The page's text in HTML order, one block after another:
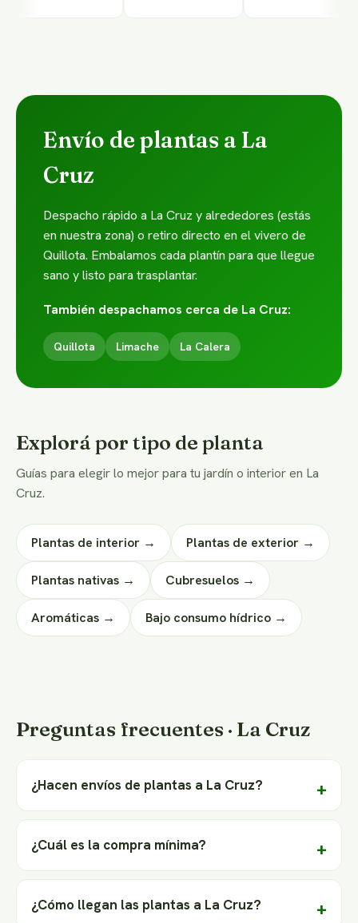
Envío de plantas a La
Cruz
Despacho rápido a La Cruz y alrededores (estás
en nuestra zona) o retiro directo en el vivero de
Quillota. Embalamos cada plantín para que llegue
sano y listo para trasplantar.
También despachamos cerca de La Cruz:
Quillota Limache La Calera
Explorá por tipo de planta
Guías para elegir lo mejor para tu jardín o interior en La
Cruz.
Plantas de interior → Plantas de exterior →
Plantas nativas → Cubresuelos →
Aromáticas → Bajo consumo hídrico →
Preguntas frecuentes · La Cruz
¿Hacen envíos de plantas a La Cruz?
¿Cuál es la compra mínima?
¿Cómo llegan las plantas a La Cruz?